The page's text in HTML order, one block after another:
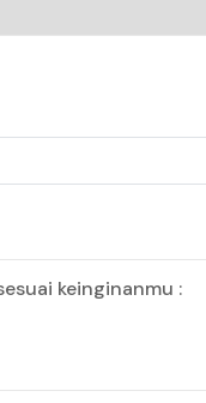
keinginanmu :